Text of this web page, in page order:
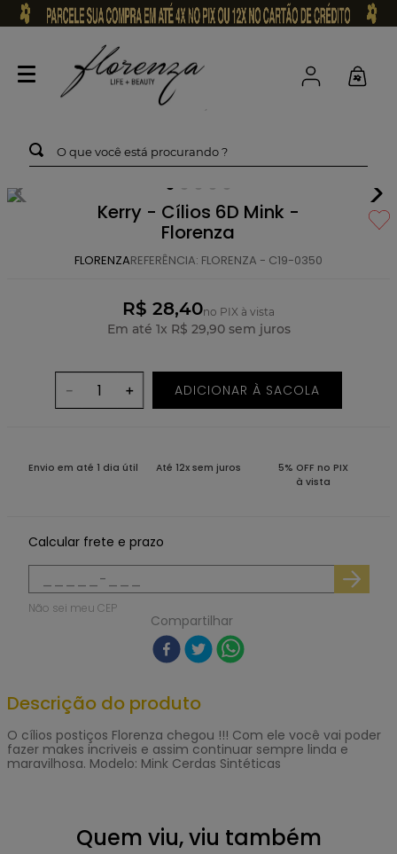
O que você está procurando ?
Kerry - Cílios 6D Mink -
Florenza
FLORENZAREFERÊNCIA: FLORENZA - C19-0350
R$ 28,40no PIX à vista
Em até 1x R$ 29,90sem juros
＋
－ ADICIONAR À SACOLA
Envio em até 1 dia útil Até 12x sem juros
5% OFF no PIX
à vista
Calcular frete e prazo
Não sei meu CEP
Compartilhar
Descrição do produto
O cílios postiços Florenza chegou !!! Com ele você vai poder
fazer makes incriveis e assim continuar sempre linda e
maravilhosa. Modelo: Mink Cerdas Sintéticas
Quem viu, viu também